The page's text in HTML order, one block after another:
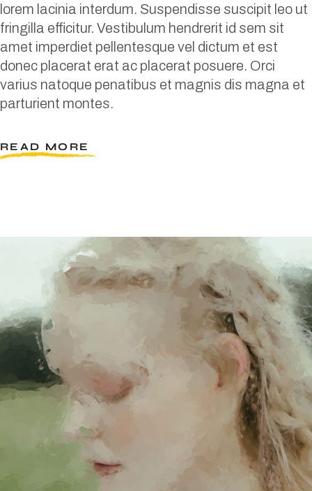
lorem lacinia interdum. Suspendisse suscipit leo ut
fringilla efficitur. Vestibulum hendrerit id sem sit
amet imperdiet pellentesque vel dictum et est
donec placerat erat ac placerat posuere. Orci
varius natoque penatibus et magnis dis magna et
parturient montes.
READ MORE